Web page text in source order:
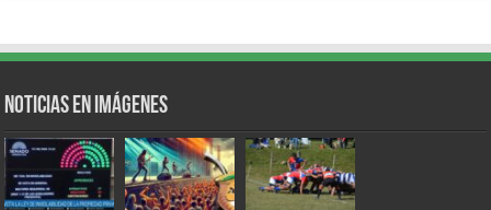
Noticias en Imágenes